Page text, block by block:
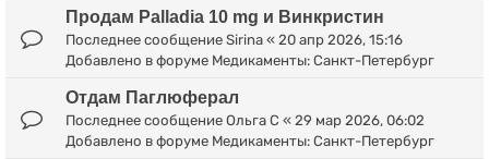
Продам Palladia 10 mg и Винкристин
Последнее сообщение Sirina « 20 апр 2026, 15:16
Добавлено в форуме Медикаменты: Санкт-Петербург
Отдам Паглюферал
Последнее сообщение Ольга С « 29 мар 2026, 06:02
Добавлено в форуме Медикаменты: Санкт-Петербург